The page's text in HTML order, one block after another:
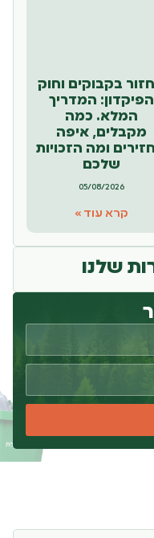
בקבוקים וחוק
הפיקדון: המדריך
המלא. כמה
מקבלים, איפה
ומה הזכויות
שלכם
05/08/2026
קרא עוד »
שלנו